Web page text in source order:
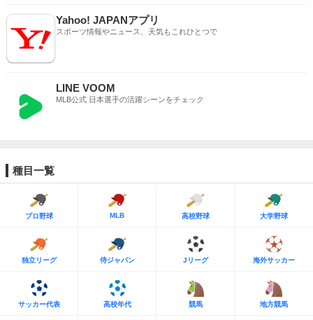
Yahoo! JAPANアプリ
スポーツ情報やニュース、天気もこれひとつで
LINE VOOM
MLB公式 日本選手の活躍シーンをチェック
種目一覧
プロ野球 MLB 高校野球 大学野球
独立リーグ 侍ジャパン Jリーグ 海外サッカー
サッカー代表 高校年代 競馬 地方競馬